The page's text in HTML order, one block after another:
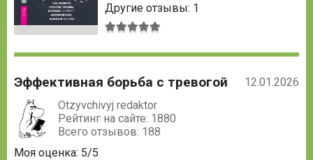
Другие отзывы: 1
5
5
Эффективная борьба с тревогой
12.01.2026
Otzyvchivyj redaktor
Рейтинг на сайте: 1880
Всего отзывов: 188
Моя оценка: 5/5